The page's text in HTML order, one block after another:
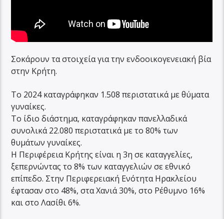
Σοκάρουν τα στοιχεία για την ενδοοικογενειακή βία
στην Κρήτη.
Το 2024 καταγράφηκαν 1.508 περιστατικά με θύματα
γυναίκες.
Το ίδιο διάστημα, καταγράφηκαν πανελλαδικά
συνολικά 22.080 περιστατικά με το 80% των
θυμάτων γυναίκες.
Η Περιφέρεια Κρήτης είναι η 3η σε καταγγελίες,
ξεπερνώντας το 8% των καταγγελιών σε εθνικό
επίπεδο. Στην Περιφερειακή Ενότητα Ηρακλείου
έφτασαν στο 48%, στα Χανιά 30%, στο Ρέθυμνο 16%
και στο Λασίθι 6%.